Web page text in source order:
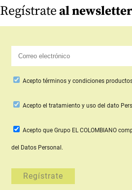
Regístrateal newsletter
Acepto términos y condiciones
Aceptoel tratamiento y uso del dato
Acepto que Grupo EL COLOMBIANO
del Datos Personal.